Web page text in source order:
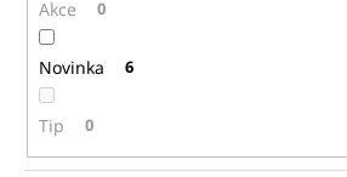
ůAkce 0
Novinka 6
Tip 0
u
m